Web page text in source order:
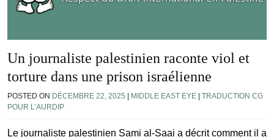
Un journaliste palestinien raconte viol et
torture dans une prison israélienne
POSTED ON DÉCEMBRE 22, 2025 | MIDDLE EAST EYE | TRADUCTION CG
POUR L’AURDIP
Le journaliste palestinien Sami al-Saai a décrit comment il a